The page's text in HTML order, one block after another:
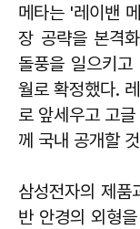
메타는 '레이밴
장 공략을 본격
돌풍을 일으키
월로 확정했다.
로 앞세우고 고
께 국내 공개할
삼성전자의 제품
반 안경의 외형